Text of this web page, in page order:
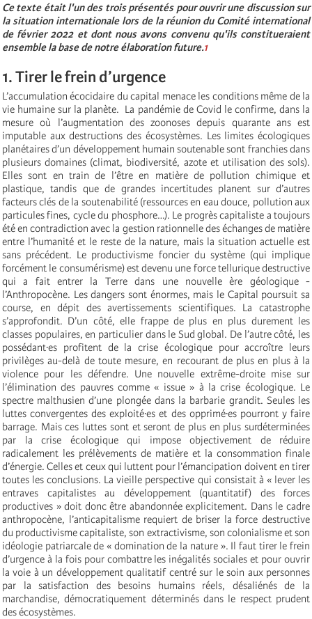
Ce texte était l'un des trois présentés pour ouvrir une discussion sur
la situation internationale lors de la réunion du Comité international
de février 2022 et dont nous avons convenu qu'ils constitueraient
ensemble la base de notre élaboration future.1
1. Tirer le frein d’urgence
L’accumulation écocidaire du capital menace les conditions même de la
vie humaine sur la planète. La pandémie de Covid le confirme, dans la
mesure où l’augmentation des zoonoses depuis quarante ans est
imputable aux destructions des écosystèmes. Les limites écologiques
planétaires d’un développement humain soutenable sont franchies dans
plusieurs domaines (climat, biodiversité, azote et utilisation des sols).
Elles sont en train de l’être en matière de pollution chimique et
plastique, tandis que de grandes incertitudes planent sur d’autres
facteurs clés de la soutenabilité (ressources en eau douce, pollution aux
particules fines, cycle du phosphore…). Le progrès capitaliste a toujours
été en contradiction avec la gestion rationnelle des échanges de matière
entre l’humanité et le reste de la nature, mais la situation actuelle est
sans précédent. Le productivisme foncier du système (qui implique
forcément le consumérisme) est devenu une force tellurique destructive
qui a fait entrer la Terre dans une nouvelle ère géologique -
l’Anthropocène. Les dangers sont énormes, mais le Capital poursuit sa
course, en dépit des avertissements scientifiques. La catastrophe
s’approfondit. D’un côté, elle frappe de plus en plus durement les
classes populaires, en particulier dans le Sud global. De l’autre côté, les
possédant·es profitent de la crise écologique pour accroître leurs
privilèges au-delà de toute mesure, en recourant de plus en plus à la
violence pour les défendre. Une nouvelle extrême-droite mise sur
l’élimination des pauvres comme « issue » à la crise écologique. Le
spectre malthusien d’une plongée dans la barbarie grandit. Seules les
luttes convergentes des exploité·es et des opprimé·es pourront y faire
barrage. Mais ces luttes sont et seront de plus en plus surdéterminées
par la crise écologique qui impose objectivement de réduire
radicalement les prélèvements de matière et la consommation finale
d’énergie. Celles et ceux qui luttent pour l’émancipation doivent en tirer
toutes les conclusions. La vieille perspective qui consistait à « lever les
entraves capitalistes au développement (quantitatif) des forces
productives » doit donc être abandonnée explicitement. Dans le cadre
anthropocène, l’anticapitalisme requiert de briser la force destructive
du productivisme capitaliste, son extractivisme, son colonialisme et son
idéologie patriarcale de « domination de la nature ». Il faut tirer le frein
d’urgence à la fois pour combattre les inégalités sociales et pour ouvrir
la voie à un développement qualitatif centré sur le soin aux personnes
par la satisfaction des besoins humains réels, désaliénés de la
marchandise, démocratiquement déterminés dans le respect prudent
des écosystèmes.